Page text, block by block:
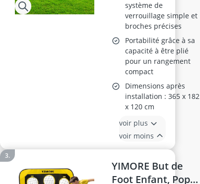
système de
verrouillage simple et
broches précises
Portabilité grâce à sa
capacité à être plié
pour un rangement
compact
Dimensions après
installation : 365 x 182
x 120 cm
voir plus
voir moins
YIMORE But de
Foot Enfant, Pop